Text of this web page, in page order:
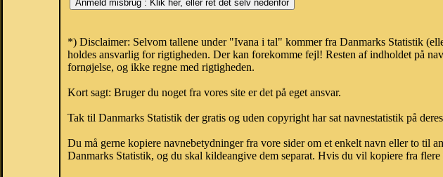
*) Disclaimer: Selvom tallene under "Ivana i tal" kommer fra Danmarks Statistik
holdes ansvarlig for rigtigheden. Der kan forekomme fejl! Resten af indholdet på
fornøjelse, og ikke regne med rigtigheden.
Kort sagt: Bruger du noget fra vores site er det på eget ansvar.
Tak til Danmarks Statistik der gratis og uden copyright har sat navnestatistik på
Du må gerne kopiere navnebetydninger fra vore sider om et enkelt navn eller to til
Danmarks Statistik, og du skal kildeangive dem separat. Hvis du vil kopiere fra